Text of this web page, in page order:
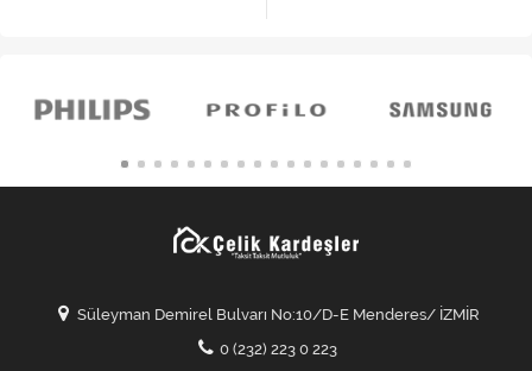
Süleyman Demirel Bulvarı No:10/D-E Menderes/ İZMİR
0 (232) 223 0 223